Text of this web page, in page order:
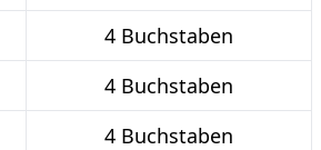
4 Buchstaben
4 Buchstaben
4 Buchstaben